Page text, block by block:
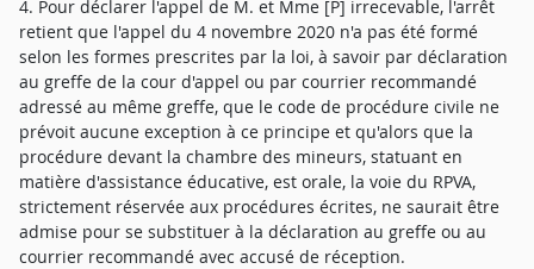
4. Pour déclarer l'appel de M. et Mme [P] irrecevable, l'arrêt
retient que l'appel du 4 novembre 2020 n'a pas été formé
selon les formes prescrites par la loi, à savoir par déclaration
au greffe de la cour d'appel ou par courrier recommandé
adressé au même greffe, que le code de procédure civile ne
prévoit aucune exception à ce principe et qu'alors que la
procédure devant la chambre des mineurs, statuant en
matière d'assistance éducative, est orale, la voie du RPVA,
strictement réservée aux procédures écrites, ne saurait être
admise pour se substituer à la déclaration au greffe ou au
courrier recommandé avec accusé de réception.